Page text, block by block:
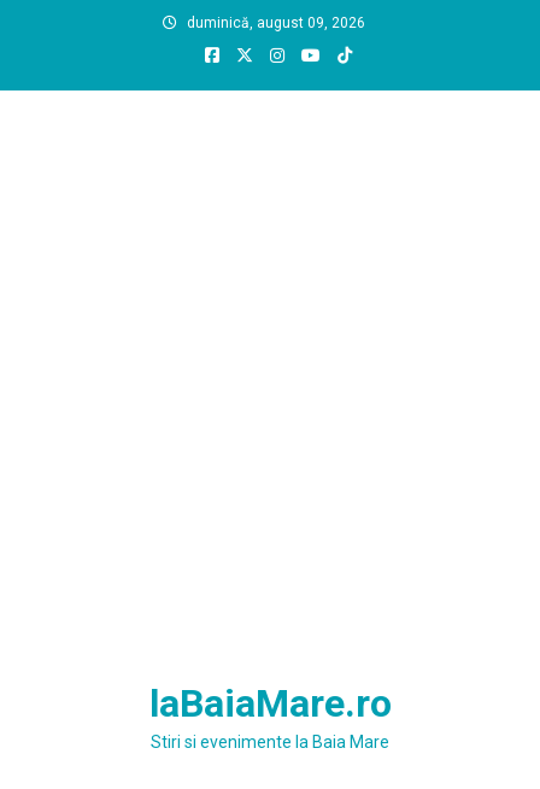
duminică, august 09, 2026
laBaiaMare.ro
Stiri si evenimente la Baia Mare